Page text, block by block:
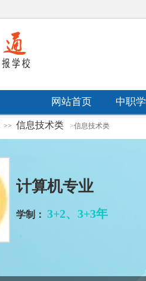
网站首页 中职
>> 信息技术类 >信息技术类
计算机专业
学制： 3+2、3+3年